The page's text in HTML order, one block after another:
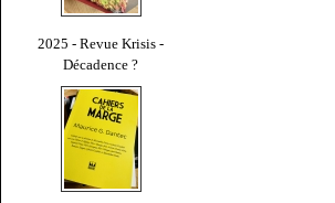
2025 - Revue Krisis -
Décadence ?